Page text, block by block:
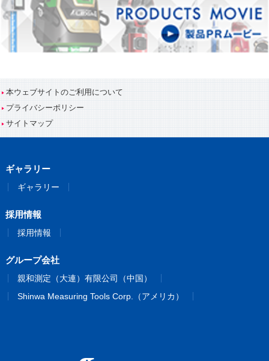
本ウェブサイトのご利用について
プライバシーポリシー
サイトマップ
ギャラリー
ギャラリー
採用情報
採用情報
グループ会社
親和測定（大連）有限公司（中国）
Shinwa Measuring Tools Corp.（アメリカ）